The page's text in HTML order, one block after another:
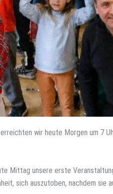
wir heute Morgen um 7
Mittag unsere erste
sich auszutoben, nachdem sie